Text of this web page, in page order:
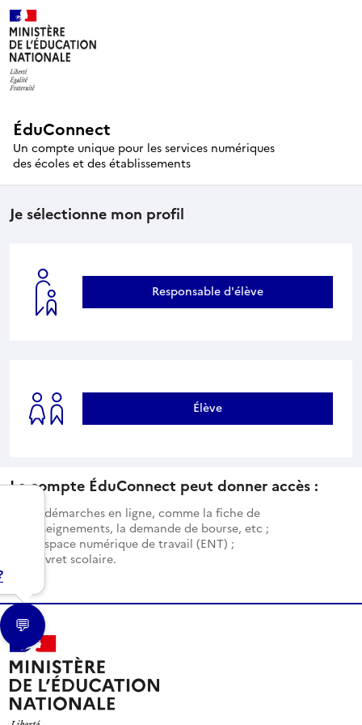
ÉduConnect
Un compte unique pour les services numériques
des écoles et des établissements
Le compte ÉduConnect peut donner accès :
aux démarches en ligne, comme la fiche de
renseignements, la demande de bourse, etc ;
à l’espace numérique de travail (ENT) ;
au livret scolaire.
Je sélectionne mon profil
Responsable d'élève
Élève
💬